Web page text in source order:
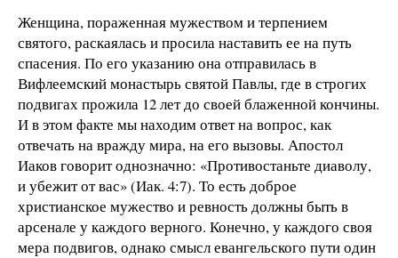
Женщина, пораженная мужеством и терпением
святого, раскаялась и просила наставить ее на путь
спасения. По его указанию она отправилась в
Вифлеемский монастырь святой Павлы, где в строгих
подвигах прожила 12 лет до своей блаженной кончины.
И в этом факте мы находим ответ на вопрос, как
отвечать на вражду мира, на его вызовы. Апостол
Иаков говорит однозначно: «Противостаньте диаволу,
и убежит от вас» (Иак. 4:7). То есть доброе
христианское мужество и ревность должны быть в
арсенале у каждого верного. Конечно, у каждого своя
мера подвигов, однако смысл евангельского пути один